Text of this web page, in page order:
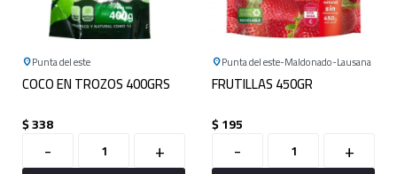
Punta del este
COCO EN TROZOS 400GRS
$338
- +
Punta del este Maldonado Lausana
FRUTILLAS 450GR
$195
- +